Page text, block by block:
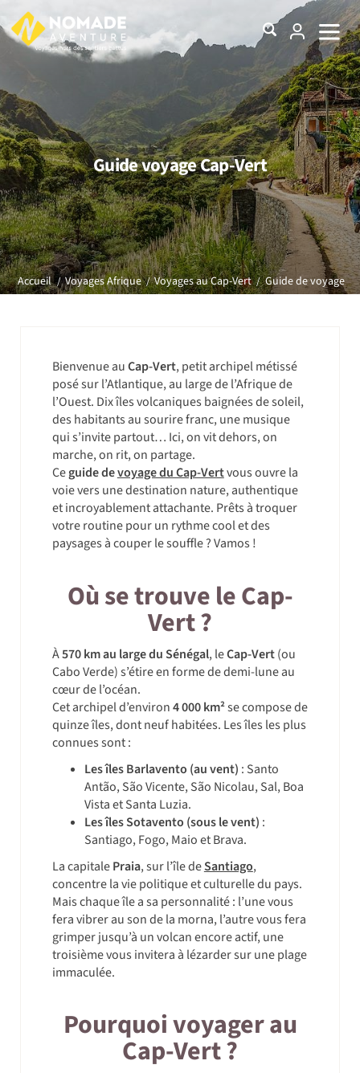
Guide voyage Cap-Vert
Accueil Voyages Afrique Voyages au Cap-Vert Guide de voyage
Bienvenue auCap-Vert, petit archipel métissé
posé sur l’Atlantique, au large de l’Afrique de
l’Ouest. Dix îles volcaniques baignées de soleil,
des habitants au sourire franc, une musique
qui s’invite partout… Ici, on vit dehors, on
marche, on rit, on partage.
Ceguide devoyage du Cap-Vertvous ouvre la
voie vers une destination nature, authentique
et incroyablement attachante. Prêts à troquer
votre routine pour un rythme cool et des
paysages à couper le souffle ? Vamos !
Où se trouve le Cap-
Vert ?
À570 km au large du Sénégal, leCap-Vert(ou
Cabo Verde) s’étire en forme de demi-lune au
cœur de l’océan.
Cet archipel d’environ4 000 km²se compose de
quinze îles, dont neuf habitées. Les îles les plus
connues sont :
Les îles Barlavento (au vent) : Santo
Antão, São Vicente, São Nicolau, Sal, Boa
Vista et Santa Luzia.
Les îles Sotavento (sous le vent) :
Santiago, Fogo, Maio et Brava.
La capitalePraia, sur l’île deSantiago,
concentre la vie politique et culturelle du pays.
Mais chaque île a sa personnalité : l’une vous
fera vibrer au son de la morna, l’autre vous fera
grimper jusqu’à un volcan encore actif, une
troisième vous invitera à lézarder sur une plage
immaculée.
Pourquoi voyager au
Cap-Vert ?